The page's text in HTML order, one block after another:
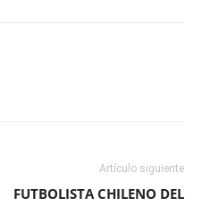
Artículo siguiente
FUTBOLISTA CHILENO DEL